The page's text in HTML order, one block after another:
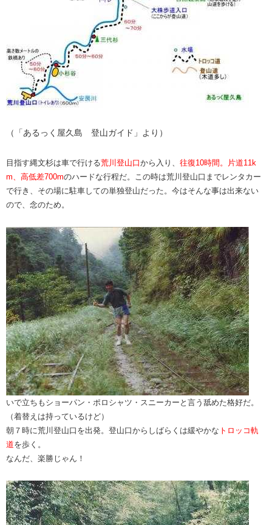
（「あるっく屋久島 登山ガイド」より）
目指す縄文杉は車で行ける荒川登山口から入り、 往復10時間。片道11k
m、高低差700mのハードな行程だ。この時は荒川登山口までレンタカー
で行き、その場に駐車しての単独登山だった。今はそんな事は出来ない
ので、念のため。
いで立ちもショーパン・ポロシャツ・スニーカーと言う舐めた格好だ。
（着替えは持っているけど）
朝７時に荒川登山口を出発。登山口からしばらくは緩やかな トロッコ軌
道を歩く。
なんだ、楽勝じゃん！